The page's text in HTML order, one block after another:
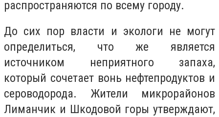
распространяются по всему городу.
До сих пор власти и экологи не могут
определиться, что же является
источником неприятного запаха,
который сочетает вонь нефтепродуктов и
сероводорода. Жители микрорайонов
Лиманчик и Шкодовой горы утверждают,